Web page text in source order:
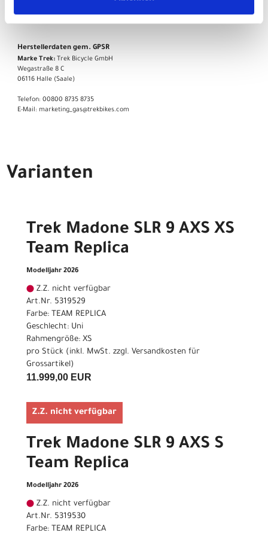
51 mm Profilhöhe, SRAM XD-R-Freilaufkörper, 142 x 12 mm-
Steckachse
Herstellerdaten gem. GPSR
Marke Trek: Trek Bicycle GmbH
Wegastraße 8 C
06116 Halle (Saale)
Telefon: 00800 8735 8735
E-Mail: marketing_gas@trekbikes.com
Varianten
Trek Madone SLR 9 AXS XS
Team Replica
Modelljahr 2026
Z.Z. nicht verfügbar
Art.Nr. 5319529
Farbe: TEAM REPLICA
Geschlecht: Uni
Rahmengröße: XS
pro Stück (inkl. MwSt. zzgl. Versandkosten für
Grossartikel)
11.999,00 EUR
Z.Z. nicht verfügbar
Trek Madone SLR 9 AXS S
Team Replica
Modelljahr 2026
Z.Z. nicht verfügbar
Art.Nr. 5319530
Farbe: TEAM REPLICA